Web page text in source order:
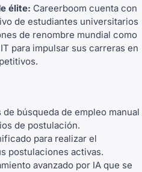
élite: Careerboom cuenta con
de estudiantes universitarios
de renombre mundial como
para impulsar sus carreras en
búsqueda de empleo manual
de postulación.
para realizar el
postulaciones activas.
avanzado por IA que se